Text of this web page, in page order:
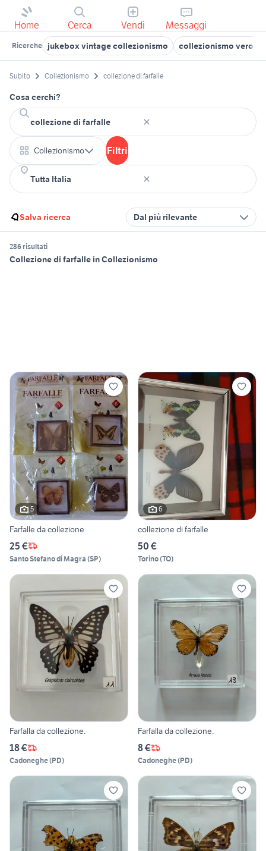
Home Cerca Vendi Messaggi
Ricerche jukebox vintage collezionismo collezionismo verona
Subito Collezionismo collezione di farfalle
Cosa cerchi?
Collezionismo Filtri
Salva ricerca Dal più rilevante
286 risultati
Collezione di farfalle in Collezionismo
5
Farfalle da collezione
25 €
Santo Stefano di Magra (SP)
6
collezione di farfalle
50 €
Torino(TO)
Farfalla da collezione.
18 €
Cadoneghe(PD)
Farfalla da collezione.
8 €
Cadoneghe(PD)